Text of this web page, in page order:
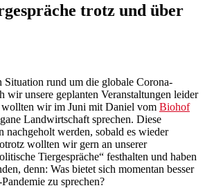
trotz und über
rund um die globale Corona-
wir unsere geplanten Veranstaltungen leider
wollten wir im Juni mit Daniel vom Biohof
Landwirtschaft sprechen. Diese
nachgeholt werden, sobald es wieder
wollten wir gern an unserer
Tiergespräche“ festhalten und haben
denn: Was bietet sich momentan besser
zu sprechen?